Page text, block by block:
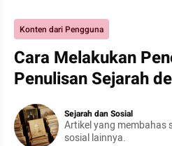
Konten dari Pengguna
Cara Melakukan
Penulisan Sejarah
Sejarah dan Sosial
Artikel yang membahas
sosial lainnya.